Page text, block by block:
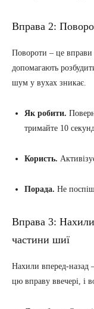
Вправа 2:
Повороти – це вправи
допомагають
шум у вухах зникає.
Як робити.
тримайте 10
Користь.
Порада. Не
Вправа 3: Нахили
частини шиї
Нахили вперед-назад
цю вправу ввечері, і